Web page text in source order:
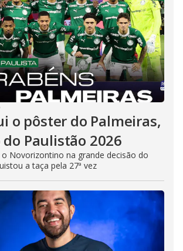
o pôster do Palmeiras,
Paulistão 2026
Novorizontino na grande decisão do
a taça pela 27ª vez